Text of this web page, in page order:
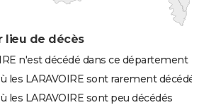
lieu de décès
n'est décédé dans ce département
les LARAVOIRE sont rarement
les LARAVOIRE sont peu décédés